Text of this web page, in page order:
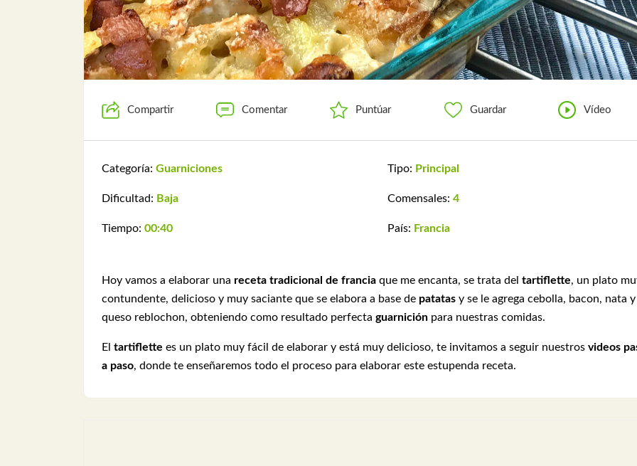
Compartir Comentar Puntúar Guardar Vídeo
Categoría: Guarniciones
Dificultad: Baja
Tiempo: 00:40
Tipo: Principal
Comensales: 4
País: Francia
Hoy vamos a elaborar una receta tradicional de francia que me encanta, se trata del tartiflette, un plato
contundente, delicioso y muy saciante que se elabora a base de patatas y se le agrega cebolla, bacon, nata y
queso reblochon, obteniendo como resultado perfecta guarnición para nuestras comidas.
El tartiflette es un plato muy fácil de elaborar y está muy delicioso, te invitamos a seguir nuestros videos
a paso, donde te enseñaremos todo el proceso para elaborar este estupenda receta.